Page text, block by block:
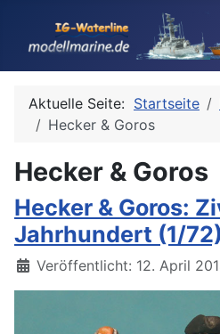
Aktuelle Seite: Startseite
Hecker & Goros
Hecker & Goros
Hecker & Goros:
Jahrhundert (1/72)
Details
Veröffentlicht: 12. April